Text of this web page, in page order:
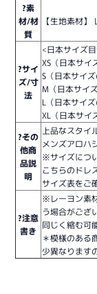
?素
材/材
質
【生地素材】
?サイ
ズ/寸
法
<日本サイズ
XS（日本サイ
S（日本サイズ
M（日本サイ
L（日本サイズ
XL（日本サイ
?その
他商
品説
明
上品なスタイ
メンズアロハ
※サイズにつ
こちらのドレ
サイズ表をご
?注意
書き
※レーヨン素
う場合がござ
同じく縮む可
＊模様のある
少異なります